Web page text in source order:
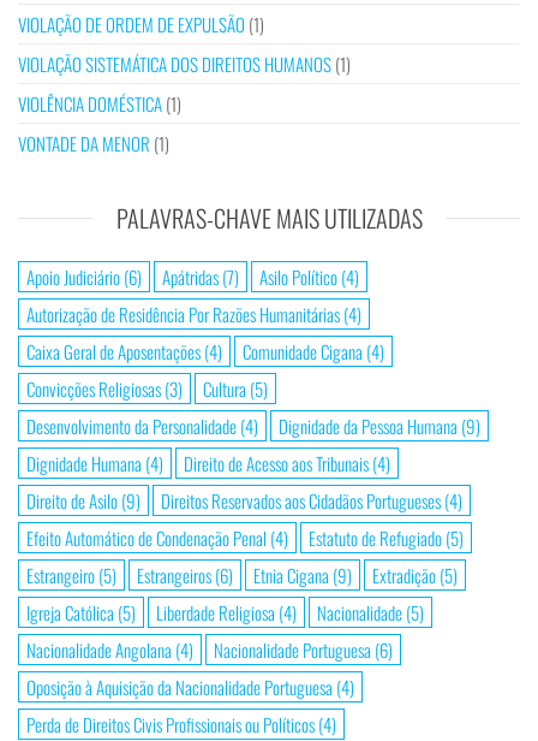
VIOLAÇÃO DE ORDEM DE EXPULSÃO (1)
VIOLAÇÃO SISTEMÁTICA DOS DIREITOS HUMANOS(1)
VIOLÊNCIA DOMÉSTICA(1)
VONTADE DA MENOR (1)
PALAVRAS-CHAVE MAIS UTILIZADAS
Apoio Judiciário(6) Apátridas(7) Asilo Político(4)
Autorização de Residência Por Razões Humanitárias(4)
Caixa Geral de Aposentações(4) Comunidade Cigana (4)
Convicções Religiosas(3) Cultura (5)
Desenvolvimento da Personalidade(4) Dignidade da Pessoa Humana (9)
Dignidade Humana (4) Direito de Acesso aos Tribunais(4)
Direito de Asilo(9) Direitos Reservados aos Cidadãos Portugueses(4)
Efeito Automático de Condenação Penal (4) Estatuto de Refugiado(5)
Estrangeiro(5) Estrangeiros(6) Etnia Cigana (9) Extradição(5)
Igreja Católica (5) Liberdade Religiosa (4) Nacionalidade(5)
Nacionalidade Angolana (4) Nacionalidade Portuguesa (6)
Oposição à Aquisição da Nacionalidade Portuguesa (4)
Perda de Direitos Civis Profissionais ou Políticos(4)